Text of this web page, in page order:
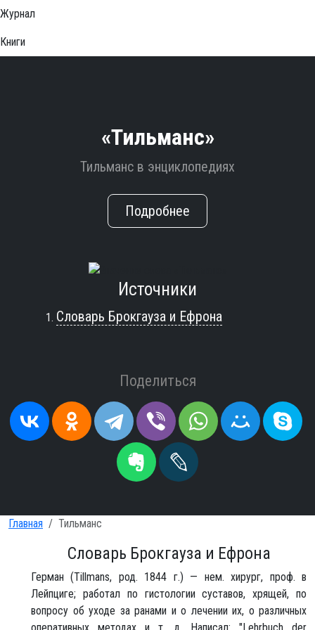
Журнал
Книги
«Тильманс»
Тильманс в энциклопедиях
Подробнее
Источники
Словарь Брокгауза и Ефрона
Поделиться
Главная Тильманс
Словарь Брокгауза и Ефрона
Герман (Tillmans, род. 1844 г.) — нем. хирург, проф. в
Лейпциге; работал по гистологии суставов, хрящей, по
вопросу об уходе за ранами и о лечении их, о различных